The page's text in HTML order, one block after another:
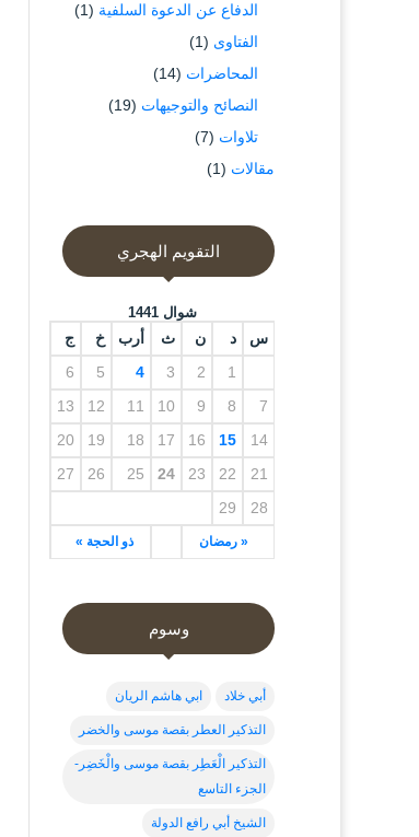
الدفاع عن الدعوة السلفية (1)
الفتاوى (1)
المحاضرات (14)
النصائح والتوجيهات (19)
تلاوات (7)
مقالات (1)
التقويم الهجري
شوال 1441
س د ن ث أرب خ ج
« رمضان ذو الحجة »
1
2
3
4
5
6
7
8
9
10
11
12
13
14
15
16
17
18
19
20
21
22
23
24
25
26
27
28
29
وسوم
أبي خلاد ابي هاشم الريان
التذكير العطر بقصة موسى والخضر
التذكير الْعَطِر بقصة موسى والْخَضِر-
الجزء التاسع
الشيخ أبي رافع الدولة